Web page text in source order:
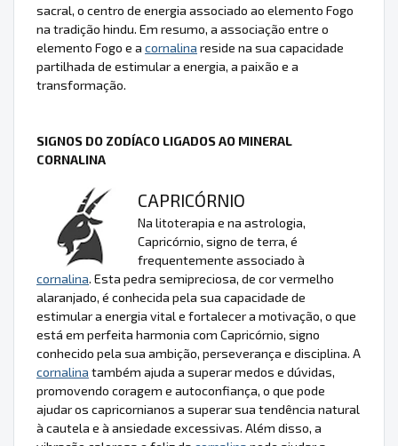
sacral, o centro de energia associado ao elemento Fogo
na tradição hindu. Em resumo, a associação entre o
elemento Fogo e a cornalina reside na sua capacidade
partilhada de estimular a energia, a paixão e a
transformação.
SIGNOS DO ZODÍACO LIGADOS AO MINERAL
CORNALINA
CAPRICÓRNIO
Na litoterapia e na astrologia,
Capricórnio, signo de terra, é
frequentemente associado à
cornalina. Esta pedra semipreciosa, de cor vermelho
alaranjado, é conhecida pela sua capacidade de
estimular a energia vital e fortalecer a motivação, o que
está em perfeita harmonia com Capricórnio, signo
conhecido pela sua ambição, perseverança e disciplina. A
cornalina também ajuda a superar medos e dúvidas,
promovendo coragem e autoconfiança, o que pode
ajudar os capricornianos a superar sua tendência natural
à cautela e à ansiedade excessivas. Além disso, a